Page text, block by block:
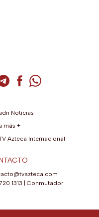
(se abre en una
(se abre en una
de TikTok (se abre en
de YouTube (se abre
Cuenta de Telegram (se
Cuenta de
Cuenta de
Noticias
más +
Azteca Internacional
1313
Conmutador